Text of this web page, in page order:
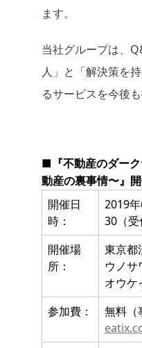
ます。
当社グループは、
人」と「解決策を
るサービスを今後
■『不動産のダー
動産の裏事情〜』
開催日
時：
2019
30（受
開催場
所：
東京都
ウノサ
オウケ
参加費：
無料（